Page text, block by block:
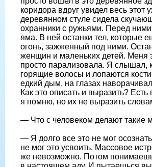
коридора вдруг увидел весь этот
деревянном стуле сидела
охранники с ружьями. Перед
яма. В ней останки тел, которые
огонь, зажженный под ними.
женщин и маленьких детей. Меня
просто парализовала. Я слышал,
горящие волосы и лопаются
едкий дым, на глазах
Как это описать и выразить?
я помню, но их не выразить
— Что с человеком делают такие
— Я долго все это не мог
не мог это усвоить. Массовое
же невозможно. Потом